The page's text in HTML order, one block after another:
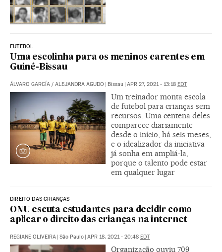
FUTEBOL
Uma escolinha para os meninos carentes em
Guiné-Bissau
ÁLVARO GARCÍA / ALEJANDRA AGUDO | Bissau | APR 27, 2021 - 13:18 EDT
Um treinador monta escola
de futebol para crianças sem
recursos. Uma centena deles
comparece diariamente
desde o início, há seis meses,
e o idealizador da iniciativa
já sonha em ampliá-la,
porque o talento pode estar
em qualquer lugar
DIREITO DAS CRIANÇAS
ONU escuta estudantes para decidir como
aplicar o direito das crianças na internet
REGIANE OLIVEIRA | São Paulo | APR 18, 2021 - 20:48 EDT
Organização ouviu 709